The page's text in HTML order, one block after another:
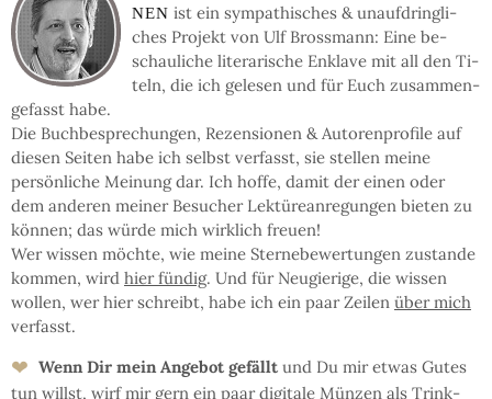
NEN ist ein sym­pa­thi­sches & un­auf­dring­li­
ches Pro­jekt von Ulf Bross­mann: Eine be­
schau­li­che li­te­ra­ri­sche En­kla­ve mit all den Ti­
teln, die ich ge­le­sen und für Euch zu­sam­men­
ge­fasst habe.
Die Buch­be­spre­chun­gen, Re­zen­sio­nen & Auto­ren­pro­fi­le auf
die­sen Sei­ten ha­be ich selbst ver­fasst, sie stel­len mei­ne
persön­li­che Mei­nung dar. Ich hof­fe, da­mit der einen oder
dem an­de­ren mei­ner Be­su­cher Lek­türe­an­re­gun­gen bie­ten zu
kön­nen; das wür­de mich wirk­lich freu­en!
Wer wis­sen möchte, wie mei­ne Ster­ne­be­wer­tun­gen zu­stan­de
kom­men, wird hier fün­dig. Und für Neu­gie­ri­ge, die wis­sen
wol­len, wer hier schreibt, ha­be ich ein paar Zei­len über mich
ver­fasst.
❤ Wenn Dir mein An­ge­bot ge­fällt und Du mir et­was Gu­tes
tun willst, wirf mir gern ein paar di­gi­ta­le Mün­zen als Trink­